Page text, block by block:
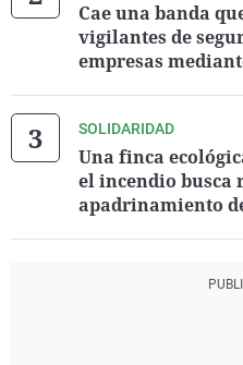
Cae una banda
vigilantes de
empresas
SOLIDARIDAD
Una finca
el incendio busca
apadrinamiento